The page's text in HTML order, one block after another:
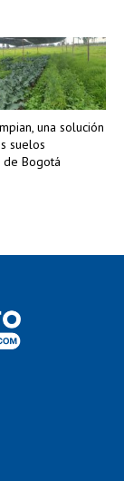
una solución
suelos
de Bogotá